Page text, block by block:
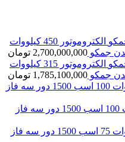
الکتروموتور 450 کیلووات
2,700,000,000 تومان
الکتروموتور 315 کیلووات
1,785,100,000 تومان
الکترو موتور چینی 75 کیلووات 100 اسب 1500 دور سه فاز